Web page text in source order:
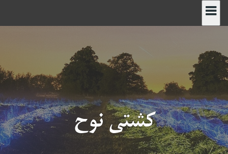
پرش
به
کشتی نوح